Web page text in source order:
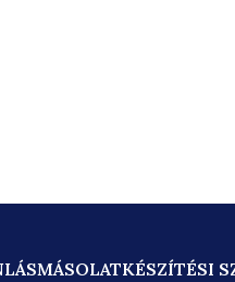
MÁSOLATKÉSZÍTÉSI